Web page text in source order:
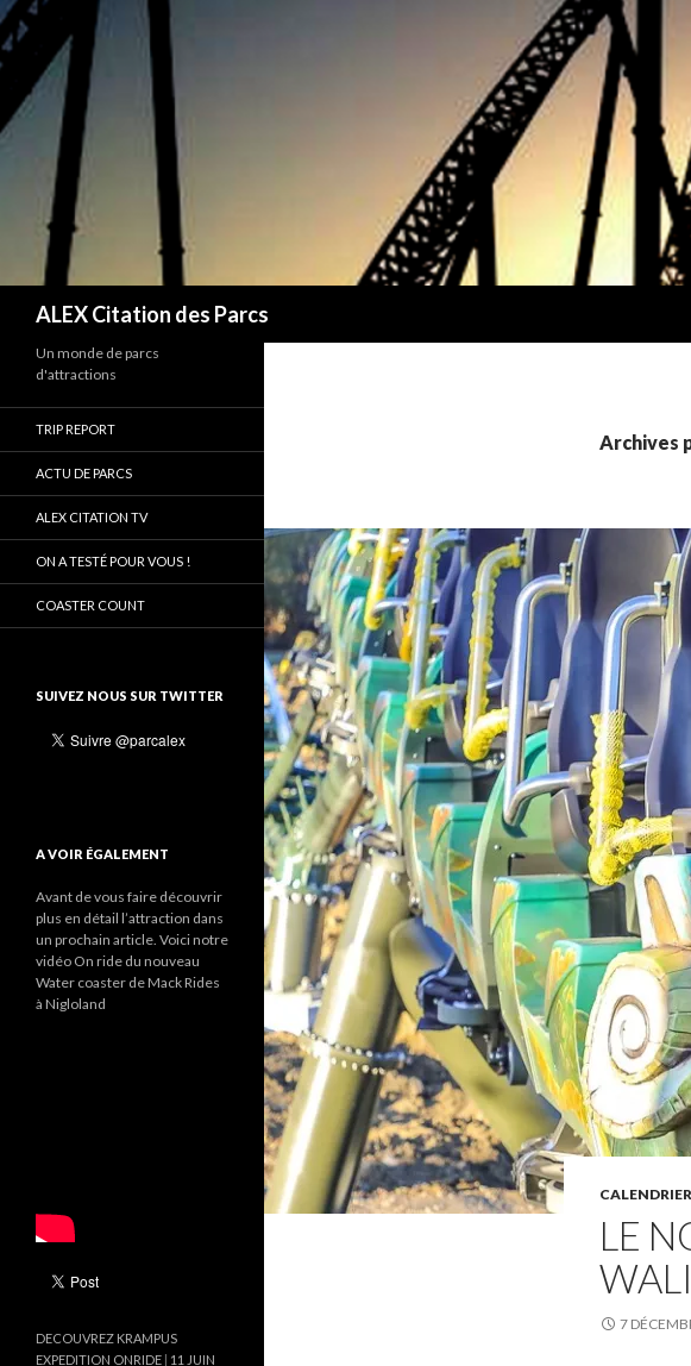
ALEX Citation des Parcs
Archives
LE
7
Un monde de parcs
d'attractions
TRIP REPORT
ACTU DE PARCS
ALEX CITATION TV
ON A TESTÉ POUR VOUS !
COASTER COUNT
SUIVEZ NOUS SUR TWITTER
A VOIR ÉGALEMENT
Avant de vous faire découvrir
plus en détail l’attraction dans
un prochain article. Voici notre
vidéo On ride du nouveau
Water coaster de Mack Rides
à Nigloland
DECOUVREZ KRAMPUS
EXPEDITION ONRIDE
11 JUIN